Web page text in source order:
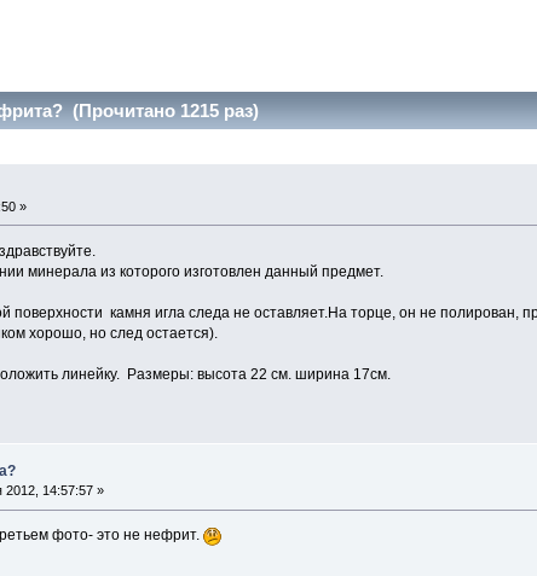
(Прочитано 1215 раз)
»
минерала из которого изготовлен данный предмет.
поверхности камня игла следа не оставляет.На торце, он не
хорошо, но след остается).
линейку. Размеры: высота 22 см. ширина 17см.
2012, 14:57:57 »
фото- это не нефрит.